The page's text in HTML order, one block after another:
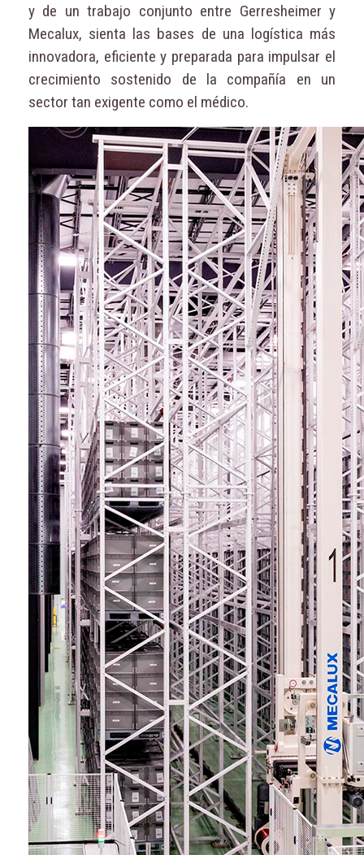
y de un trabajo conjunto entre Gerresheimer y
Mecalux, sienta las bases de una logística más
innovadora, eficiente y preparada para impulsar el
crecimiento sostenido de la compañía en un
sector tan exigente como el médico.